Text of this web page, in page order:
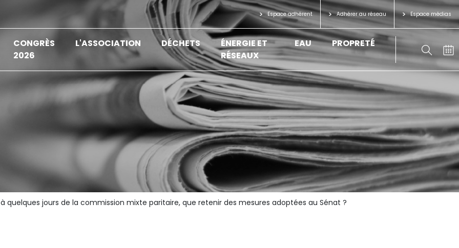
Espace adhérent Adhérer au réseau Espace médias
CONGRÈS
2026
L'ASSOCIATION DÉCHETS
ÉNERGIE ET
RÉSEAUX
EAU PROPRETÉ
quelques jours de la commission mixte paritaire, que retenir des mesures adoptées au Sénat ?